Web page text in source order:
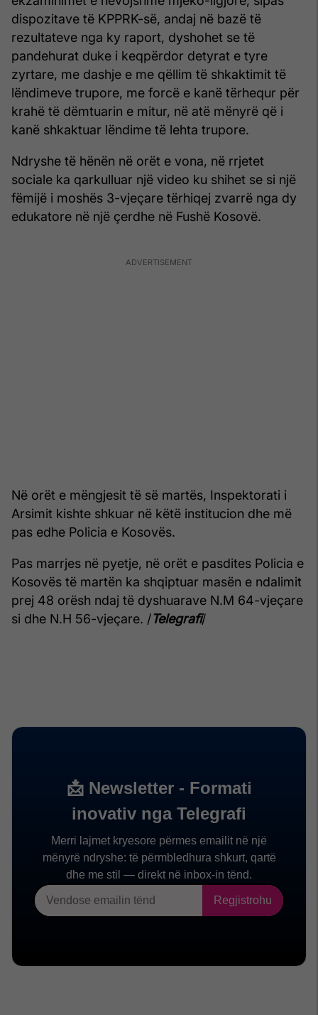
dispozitave të KPPRK-së, andaj në bazë të
rezultateve nga ky raport, dyshohet se të
pandehurat duke i keqpërdor detyrat e tyre
zyrtare, me dashje e me qëllim të shkaktimit të
lëndimeve trupore, me forcë e kanë tërhequr për
krahë të dëmtuarin e mitur, në atë mënyrë që i
kanë shkaktuar lëndime të lehta trupore.
Ndryshe të hënën në orët e vona, në rrjetet
sociale ka qarkulluar një video ku shihet se si një
fëmijë i moshës 3-vjeçare tërhiqej zvarrë nga dy
edukatore në një çerdhe në Fushë Kosovë.
Në orët e mëngjesit të së martës, Inspektorati i
Arsimit kishte shkuar në këtë institucion dhe më
pas edhe Policia e Kosovës.
Pas marrjes në pyetje, në orët e pasdites Policia e
Kosovës të martën ka shqiptuar masën e ndalimit
prej 48 orësh ndaj të dyshuarave N.M 64-vjeçare
si dhe N.H 56-vjeçare. /Telegrafi/